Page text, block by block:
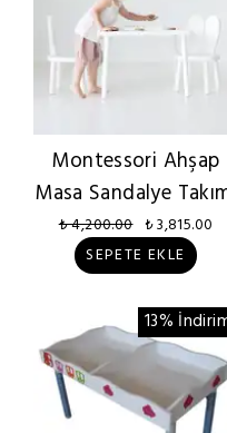
Montessori Ahşap
Masa Sandalye
₺ 4,200.00 ₺ 3,815.00
SEPETE EKLE
13%